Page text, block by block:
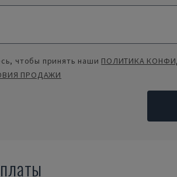
чтобы принять наши ПОЛИТИКА
ПРОДАЖИ